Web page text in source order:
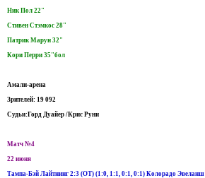
Ник Пол 22"
Стивен Стэмкос 28"
Патрик Марун 32"
Кори Перри 35"бол
Амали-арена
Зрителей: 19 092
Судьи:Горд Дуайер /Крис Руни
Матч №4
22 июня
Тампа-Бэй Лайтнинг 2:3 (ОТ) (1:0, 1:1, 0:1, 0:1) Колорадо Эвеланш